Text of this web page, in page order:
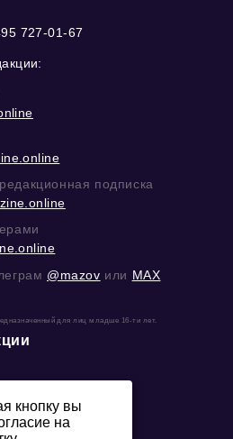
727-01-67
подписка
@mazov или MAX
для лиц младше 16-ти лет.
кнопку вы
на